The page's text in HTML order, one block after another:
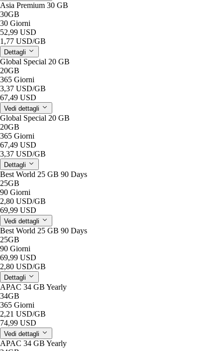
Asia Premium 30 GB
30GB
30 Giorni
52,99 USD
1,77 USD/GB
Dettagli
Global Special 20 GB
20GB
365 Giorni
3,37 USD/GB
67,49 USD
Vedi dettagli
Global Special 20 GB
20GB
365 Giorni
67,49 USD
3,37 USD/GB
Dettagli
Best World 25 GB 90 Days
25GB
90 Giorni
2,80 USD/GB
69,99 USD
Vedi dettagli
Best World 25 GB 90 Days
25GB
90 Giorni
69,99 USD
2,80 USD/GB
Dettagli
APAC 34 GB Yearly
34GB
365 Giorni
2,21 USD/GB
74,99 USD
Vedi dettagli
APAC 34 GB Yearly